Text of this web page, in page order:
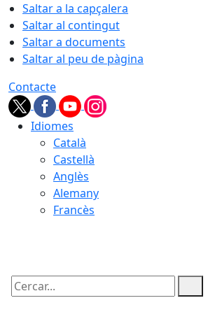
Saltar a la capçalera
Saltar al contingut
Saltar a documents
Saltar al peu de pàgina
Contacte
Idiomes
Català
Castellà
Anglès
Alemany
Francès
Cercar: